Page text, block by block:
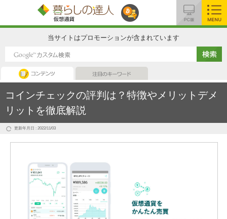
MENU
当サイトはプロモーションが含まれています
コンテンツ 注目のキーワード
コインチェックの評判は？特徴やメリットデメ
リットを徹底解説
更新年月日 : 2022/11/03